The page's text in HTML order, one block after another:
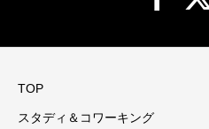
TOP
スタディ＆コワーキング